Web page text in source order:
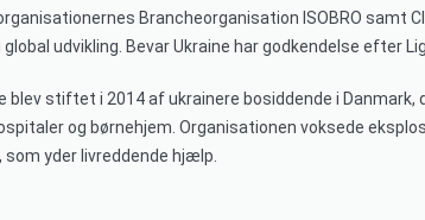
Brancheorganisation ISOBRO samt
udvikling. Bevar Ukraine har godkendelse efter
blev stiftet i 2014af ukrainere bosiddende i Danmark,
og børnehjem. Organisationen voksede
yder livreddende hjælp.